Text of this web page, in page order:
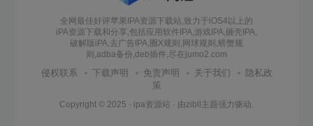
全网最佳好评苹果IPA资源下载站,致力于iOS4以上的
iPA资源下载和分享,包括应用软件IPA,游戏IPA,砸壳IPA,
破解版iPA,去广告IPA,圈X规则,网球规则,螃蟹规
则,adba备份,deb插件,尽在jumo2.com
侵权联系 下载声明 免责声明 关于我们
隐私政
策
Copyright © 2025 · ipa资源站 · 由zibll主题 强力驱动.